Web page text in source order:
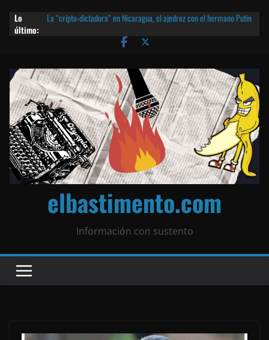
Lo
último:
La “cripto-dictadura” en Nicaragua, el ajedrez con el hermano Putin
Agarrá tu POLLO FRITO, vamos a la dictadura ETERNA | ¡O lo que
¡El partido único! Nicaragua, la Corea del Norte con queso frito y el
Batman de Matagalpa
Las mentiras del Cardenal Leopoldo Brenes con el Papa
¿Piratas de El Carmen en la India? El barco fantasma de Nicaragua |
¡O lo que queda!
elbastimento.com
Información con sustento